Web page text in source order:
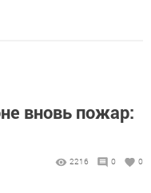
вновь пожар:
2216 0 0